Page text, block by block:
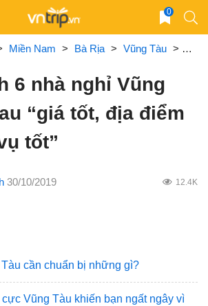
0
Miền Nam > Bà Rịa > Vũng Tàu >
6 nhà nghỉ Vũng
“giá tốt, địa điểm
tốt”
30/10/2019 12.4K
cần chuẩn bị những gì?
Vũng Tàu khiến bạn ngất ngây vì